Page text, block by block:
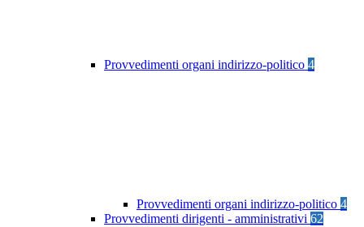
Provvedimenti organi indirizzo-politico 4
Provvedimenti organi indirizzo-politico 4
Provvedimenti dirigenti - amministrativi 62